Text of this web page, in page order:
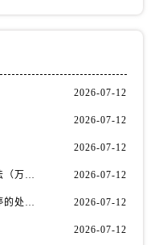
安徽省阜阳市颍州区颍州北路万国售后服务中心（需提前预约）
2026-07-12
2026-07-12
2026-07-12
万国手表起雾以后除雾的具体方法（万国手表起雾解决办法） 2026-07-12
万国手表走停怎么办？（手表走停的处理方法） 2026-07-12
2026-07-12